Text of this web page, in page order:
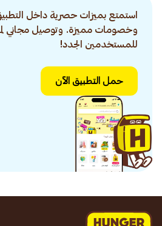
استمتع بميزات حصرية داخل
وخصومات مميزة. وتوصيل مجاني
للمستخدمين الجدد!
حمل التطبيق الآن